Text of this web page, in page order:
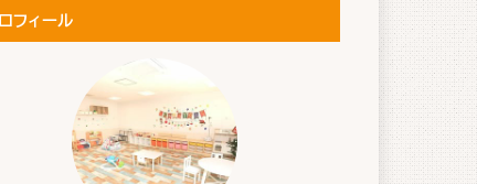
フィール